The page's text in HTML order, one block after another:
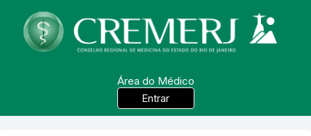
Área do Médico
Entrar